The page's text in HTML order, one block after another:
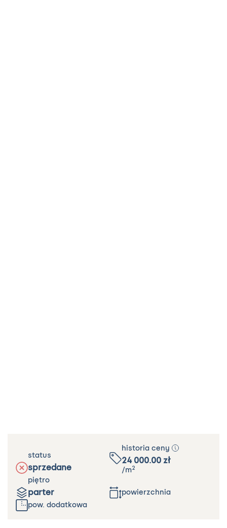
status
sprzedane
historia ceny
24 000.00 zł
/m2
piętro
parter
powierzchnia
pow. dodatkowa